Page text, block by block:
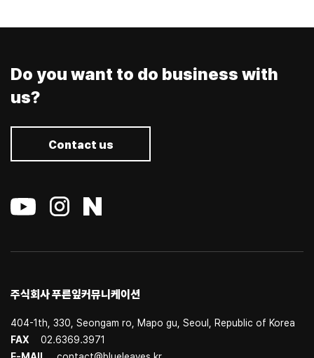
Do you want to do business with
us?
Contact us
주식회사 푸른잎커뮤니케이션
404-1th, 330, Seongam ro, Mapo gu, Seoul, Republic of Korea
FAX
02.6369.3971